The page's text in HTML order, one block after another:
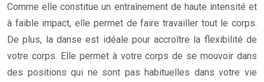
Comme elle constitue un entraînement de haute intensité et
à faible impact, elle permet de faire travailler tout le corps.
De plus, la danse est idéale pour accroître la flexibilité de
votre corps. Elle permet à votre corps de se mouvoir dans
des positions qui ne sont pas habituelles dans votre vie